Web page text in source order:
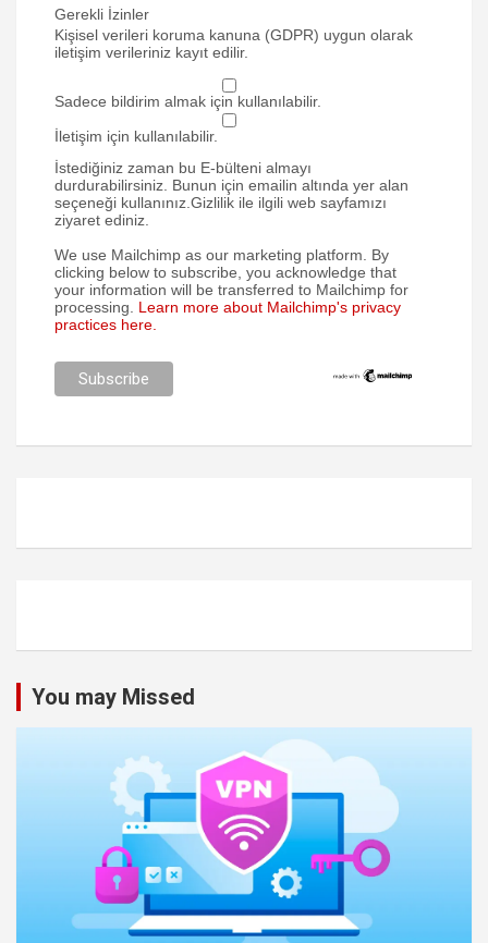
Gerekli İzinler
Kişisel verileri koruma kanuna (GDPR) uygun olarak
iletişim verileriniz kayıt edilir.
Sadece bildirim almak için kullanılabilir.
İletişim için kullanılabilir.
İstediğiniz zaman bu E-bülteni almayı
durdurabilirsiniz. Bunun için emailin altında yer alan
seçeneği kullanınız.Gizlilik ile ilgili web sayfamızı
ziyaret ediniz.
We use Mailchimp as our marketing platform. By
clicking below to subscribe, you acknowledge that
your information will be transferred to Mailchimp for
processing. Learn more about Mailchimp's privacy
practices here.
You may Missed